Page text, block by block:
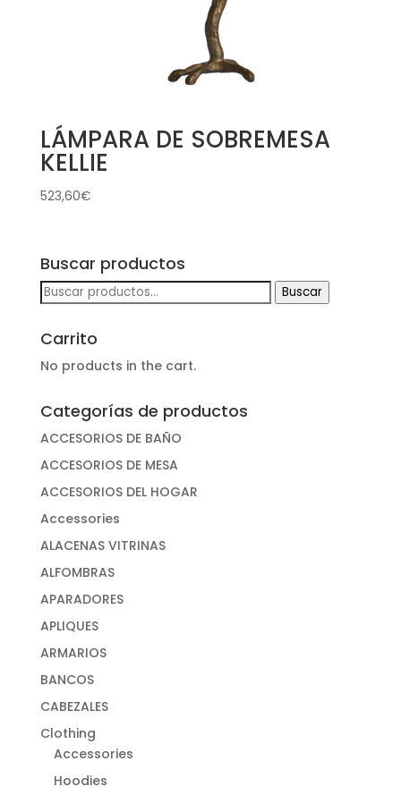
LÁMPARA DE SOBREMESA
KELLIE
523,60€
Buscar productos
Buscar
por:
Buscar
Carrito
No products in the cart.
Categorías de productos
ACCESORIOS DE BAÑO
ACCESORIOS DE MESA
ACCESORIOS DEL HOGAR
Accessories
ALACENAS VITRINAS
ALFOMBRAS
APARADORES
APLIQUES
ARMARIOS
BANCOS
CABEZALES
Clothing
Accessories
Hoodies